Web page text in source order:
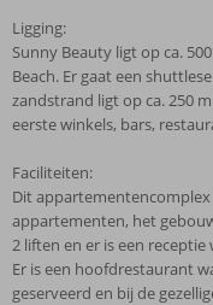
Ligging:
Sunny Beauty ligt op ca.
Beach. Er gaat een
zandstrand ligt op ca. 250
eerste winkels, bars,
Faciliteiten:
Dit
appartementen, het
2 liften en er is een
Er is een hoofdrestaurant
geserveerd en bij de